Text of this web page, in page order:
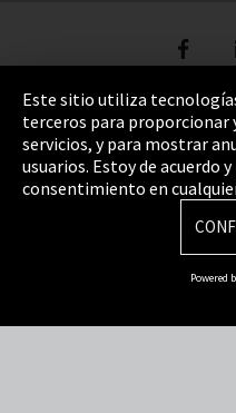
Pie de imprenta
Política de privacidad
Términos y Condiciones
Este sitio utiliza
terceros para
servicios, y para mostrar
usuarios. Estoy de acuerdo
consentimiento en
Powered